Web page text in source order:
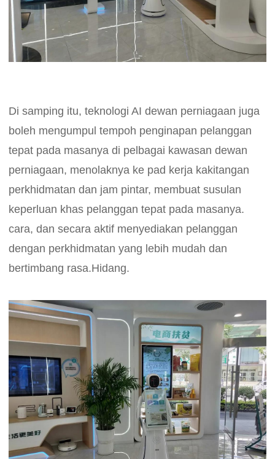
Di samping itu, teknologi AI dewan perniagaan juga
boleh mengumpul tempoh penginapan pelanggan
tepat pada masanya di pelbagai kawasan dewan
perniagaan, menolaknya ke pad kerja kakitangan
perkhidmatan dan jam pintar, membuat susulan
keperluan khas pelanggan tepat pada masanya.
cara, dan secara aktif menyediakan pelanggan
dengan perkhidmatan yang lebih mudah dan
bertimbang rasa.Hidang.